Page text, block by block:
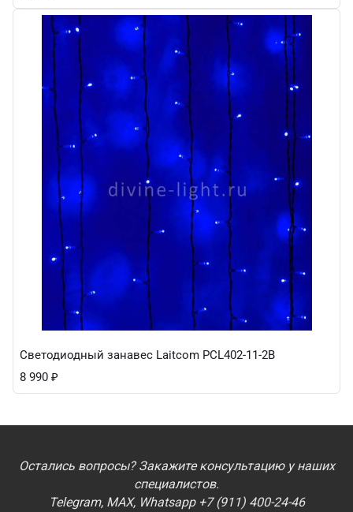
Светодиодный занавес Laitcom PCL402-11-2B
8 990 ₽
Остались вопросы? Закажите консультацию у наших
специалистов.
Telegram, MAX, Whatsapp +7 (911) 400-24-46